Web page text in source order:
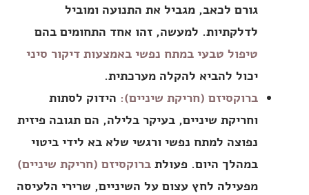
גורם לכאב, מגביל את התנועה ומוביל
לדלקתיות. למעשה, זהו אחד התחומים בהם
טיפול טבעי במתח נפשי באמצעות דיקור סיני
יכול להביא להקלה מערכתית.
ברוקסיזם (חריקת שיניים):הידוק לסתות
וחריקת שיניים, בעיקר בלילה, הם תגובה פיזית
נפוצה למתח נפשי ורגשי שלא בא לידי ביטוי
במהלך היום. פעולת ברוקסיזם (חריקת שיניים)
מפעילה לחץ עצום על השיניים, שרירי הלעיסה